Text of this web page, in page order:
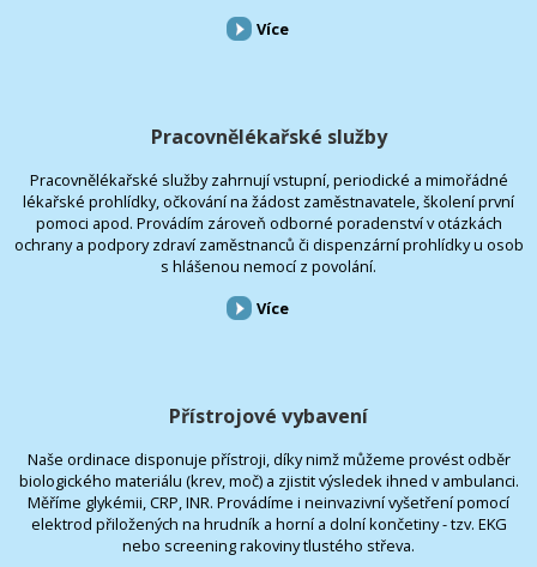
Více
Pracovnělékařské služby
Pracovnělékařské služby zahrnují vstupní, periodické a mimořádné
lékařské prohlídky, očkování na žádost zaměstnavatele, školení první
pomoci apod. Provádím zároveň odborné poradenství v otázkách
ochrany a podpory zdraví zaměstnanců či dispenzární prohlídky u osob
s hlášenou nemocí z povolání.
Více
Přístrojové vybavení
Naše ordinace disponuje přístroji, díky nimž můžeme provést odběr
biologického materiálu (krev, moč) a zjistit výsledek ihned v ambulanci.
Měříme glykémii, CRP, INR. Provádíme i neinvazivní vyšetření pomocí
elektrod přiložených na hrudník a horní a dolní končetiny - tzv. EKG
nebo screening rakoviny tlustého střeva.